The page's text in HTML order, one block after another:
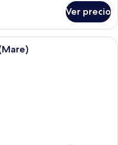
Ver precio
de hotel con una cama